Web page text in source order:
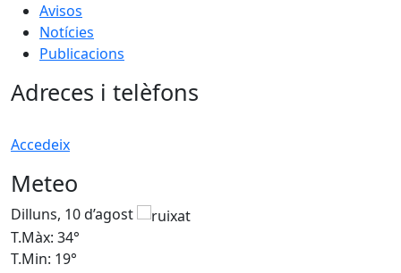
Avisos
Notícies
Publicacions
Adreces i telèfons
Accedeix
Meteo
Dilluns, 10 d’agost
T.Màx: 34°
T.Min: 19°